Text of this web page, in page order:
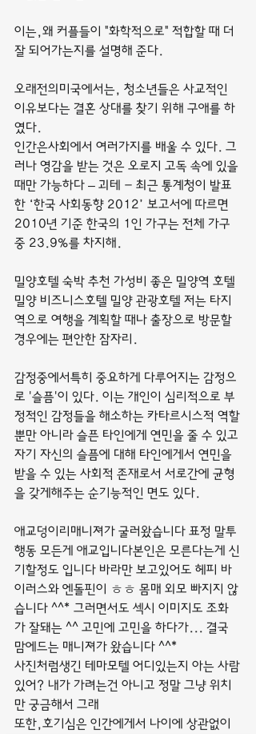
이는,왜 커플들이 "화학적으로" 적합할 때 더
잘 되어가는지를 설명해 준다.
오래전의미국에서는, 청소년들은 사교적인
이유보다는 결혼 상대를 찾기 위해 구애를 하
였다.
인간은사회에서 여러가지를 배울 수 있다. 그
러나 영감을 받는 것은 오로지 고독 속에 있을
때만 가능하다 – 괴테 - 최근 통계청이 발표
한 ‘한국 사회동향 2012’ 보고서에 따르면
2010년 기준 한국의 1인 가구는 전체 가구
중 23.9%를 차지해.
밀양호텔 숙박 추천 가성비 좋은 밀양역 호텔
밀양 비즈니스호텔 밀양 관광호텔 저는 타지
역으로 여행을 계획할 때나 출장으로 방문할
경우에는 편안한 잠자리.
감정중에서특히 중요하게 다루어지는 감정으
로 '슬픔'이 있다. 이는 개인이 심리적으로 부
정적인 감정들을 해소하는 카타르시스적 역할
뿐만 아니라 슬픈 타인에게 연민을 줄 수 있고
자기 자신의 슬픔에 대해 타인에게서 연민을
받을 수 있는 사회적 존재로서 서로간에 균형
을 갖게해주는 순기능적인 면도 있다.
애교덩이리매니져가 굴러왔습니다 표정 말투
행동 모든게 애교입니다본인은 모른다는게 신
기할정도 입니다 바라만 보고있어도 헤피 바
이러스와 엔돌핀이 ㅎㅎ 몸매 외모 빠지지 않
습니다 ^^* 그러면서도 섹시 이미지도 조화
가 잘돼는 ^^ 고민에 고민을 하다가... 결국
맘에드는 매니져가 왔습니다 ^^*
사진처럼생긴 테마모텔 어디있는지 아는 사람
있어? 내가 가려는건 아니고 정말 그냥 위치
만 궁금해서 그래
또한,호기심은 인간에게서 나이에 상관없이